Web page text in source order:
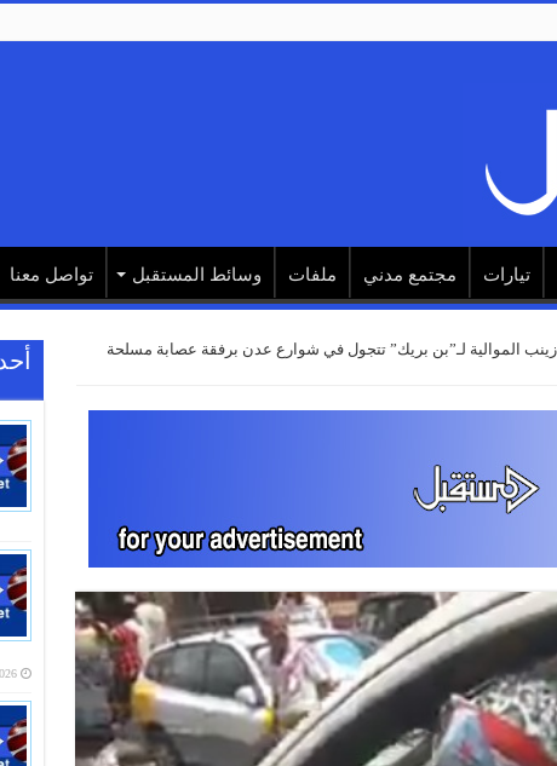
تيارات مجتمع مدني ملفات وسائط المستقبل تواصل معنا
زينب الموالية لـ”بن بريك” تتجول في شوارع عدن برفقة عصابة مسلحة